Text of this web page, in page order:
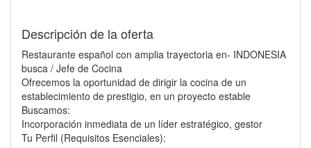
Descripción de la oferta
Restaurante español con amplia trayectoria en- INDONESIA
busca / Jefe de Cocina
Ofrecemos la oportunidad de dirigir la cocina de un
establecimiento de prestigio, en un proyecto estable
Buscamos:
Incorporación inmediata de un líder estratégico, gestor
Tu Perfil (Requisitos Esenciales):